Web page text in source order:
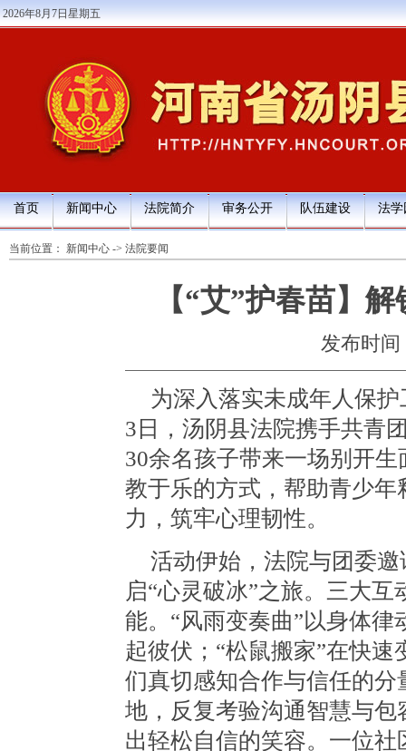
2026年8月7日星期五
首页 新闻中心 法院简介 审务公开 队伍建设 法学
当前位置： 新闻中心 -> 法院要闻
【“艾”护春苗】
发布时间
为深入落实未成年人保
3日，汤阴县法院携手共青
30余名孩子带来一场别开
教于乐的方式，帮助青少
力，筑牢心理韧性。
活动伊始，法院与团委
启“心灵破冰”之旅。三大
能。“风雨变奏曲”以身体
起彼伏；“松鼠搬家”在快
们真切感知合作与信任的分
地，反复考验沟通智慧与
出轻松自信的笑容。一位